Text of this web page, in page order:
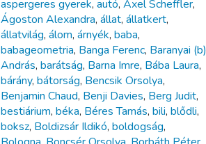
aspergeres gyerek, autó, Axel Scheffler,
Ágoston Alexandra, állat, állatkert,
állatvilág, álom, árnyék, baba,
babageometria, Banga Ferenc, Baranyai (b)
András, barátság, Barna Imre, Bába Laura,
bárány, bátorság, Bencsik Orsolya,
Benjamin Chaud, Benji Davies, Berg Judit,
bestiárium, béka, Béres Tamás, bili, blődli,
boksz, Boldizsár Ildikó, boldogság,